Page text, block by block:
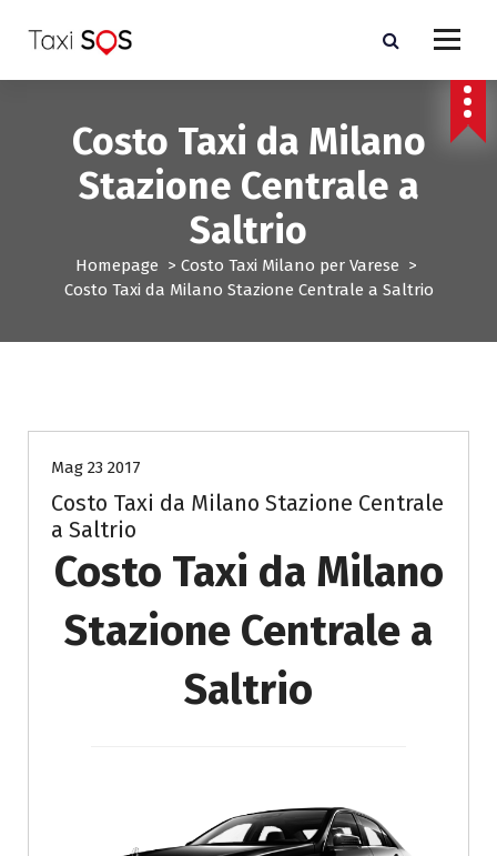
a
Costo Taxi da Milano
Stazione Centrale a
Saltrio
Homepage > Costo Taxi Milano per Varese >
Costo Taxi da Milano Stazione Centrale a Saltrio
Mag 23 2017
Costo Taxi da Milano Stazione Centrale
a Saltrio
Costo Taxi da Milano
Stazione Centrale a
Saltrio